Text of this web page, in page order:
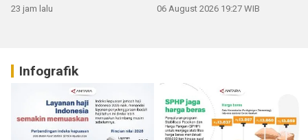
23 jam lalu 06 August 2026 19:27 WIB
Infografik